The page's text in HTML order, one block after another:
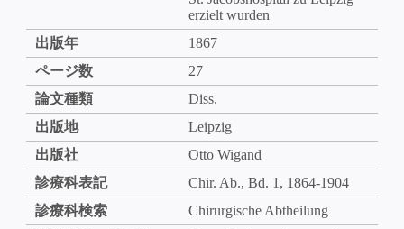
erzielt wurden
出版年
1867
ページ数
27
論文種類
Diss.
出版地
Leipzig
出版社
Otto Wigand
診療科表記
Chir. Ab., Bd. 1, 1864-1904
診療科検索
Chirurgische Abtheilung